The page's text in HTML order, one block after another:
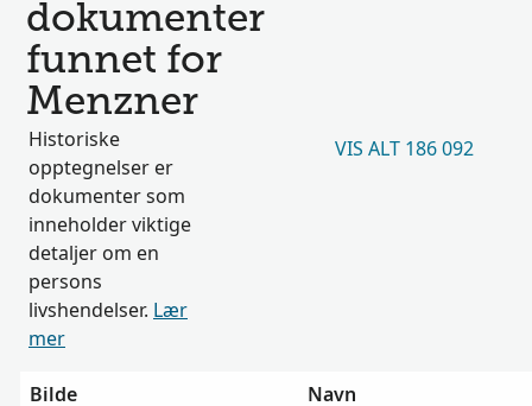
dokumenter
funnet for
Menzner
Historiske
opptegnelser er
dokumenter som
inneholder viktige
detaljer om en
persons
livshendelser. Lær
mer
VIS ALT 186 092
Bilde
Navn